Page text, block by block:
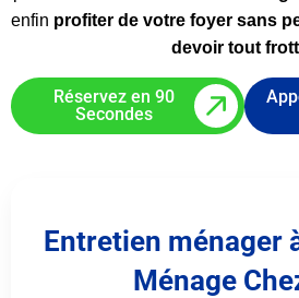
enfin profiter de votre foyer sans
devoir tout
Réservez en 90
Secondes
Entretien ménager
Ménage